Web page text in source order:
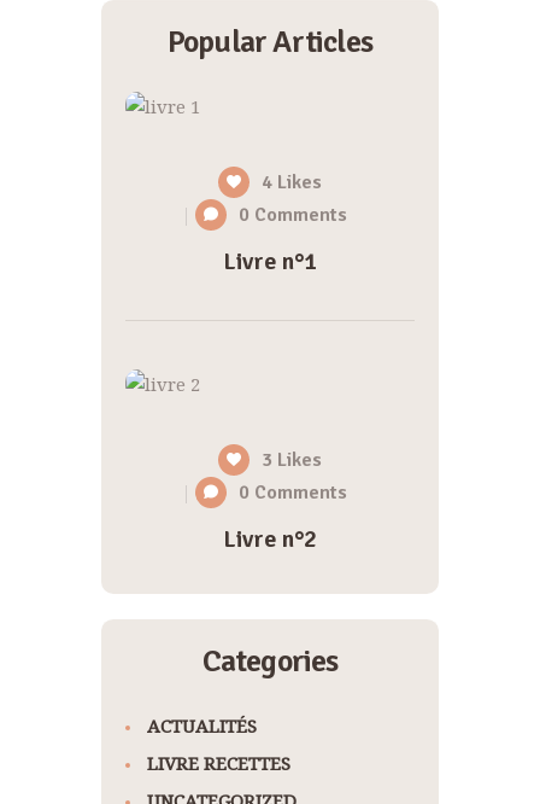
Popular Articles
4 Likes
0 Comments
Livre n°1
3 Likes
0 Comments
Livre n°2
Categories
ACTUALITÉS
LIVRE RECETTES